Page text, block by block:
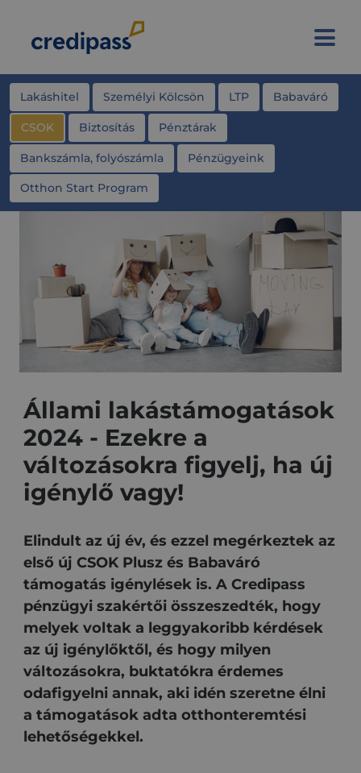
Lakáshitel Személyi Kölcsön LTP Babaváró
CSOK Biztosítás Pénztárak
Bankszámla, folyószámla Pénzügyeink
Otthon Start Program
Állami lakástámogatások
2024 - Ezekre a
változásokra figyelj, ha új
igénylő vagy!
Elindult az új év, és ezzel megérkeztek az
első új CSOK Plusz és Babaváró
támogatás igénylések is. A Credipass
pénzügyi szakértői összeszedték, hogy
melyek voltak a leggyakoribb kérdések
az új igénylőktől, és hogy milyen
változásokra, buktatókra érdemes
odafigyelni annak, aki idén szeretne élni
a támogatások adta otthonteremtési
lehetőségekkel.